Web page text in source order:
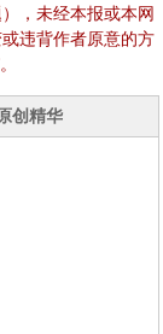
，未经本报或本网
违背作者原意的方